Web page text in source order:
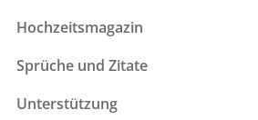
Hochzeitsmagazin
Sprüche und Zitate
Unterstützung